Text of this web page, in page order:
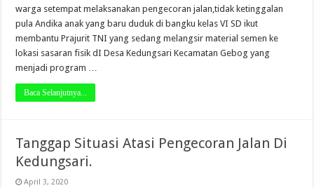
warga setempat melaksanakan pengecoran jalan,tidak ketinggalan
pula Andika anak yang baru duduk di bangku kelas VI SD ikut
membantu Prajurit TNI yang sedang melangsir material semen ke
lokasi sasaran fisik dI Desa Kedungsari Kecamatan Gebog yang
menjadi program …
Baca Selanjutnya...
Tanggap Situasi Atasi Pengecoran Jalan Di
Kedungsari.
April 3, 2020